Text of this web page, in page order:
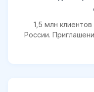
1,5 млн
России.